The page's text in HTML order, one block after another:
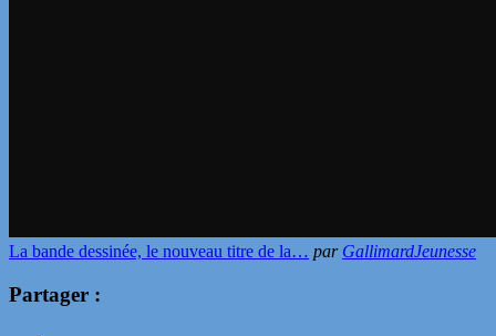
La bande dessinée, le nouveau titre de la… par GallimardJeunesse
Partager :